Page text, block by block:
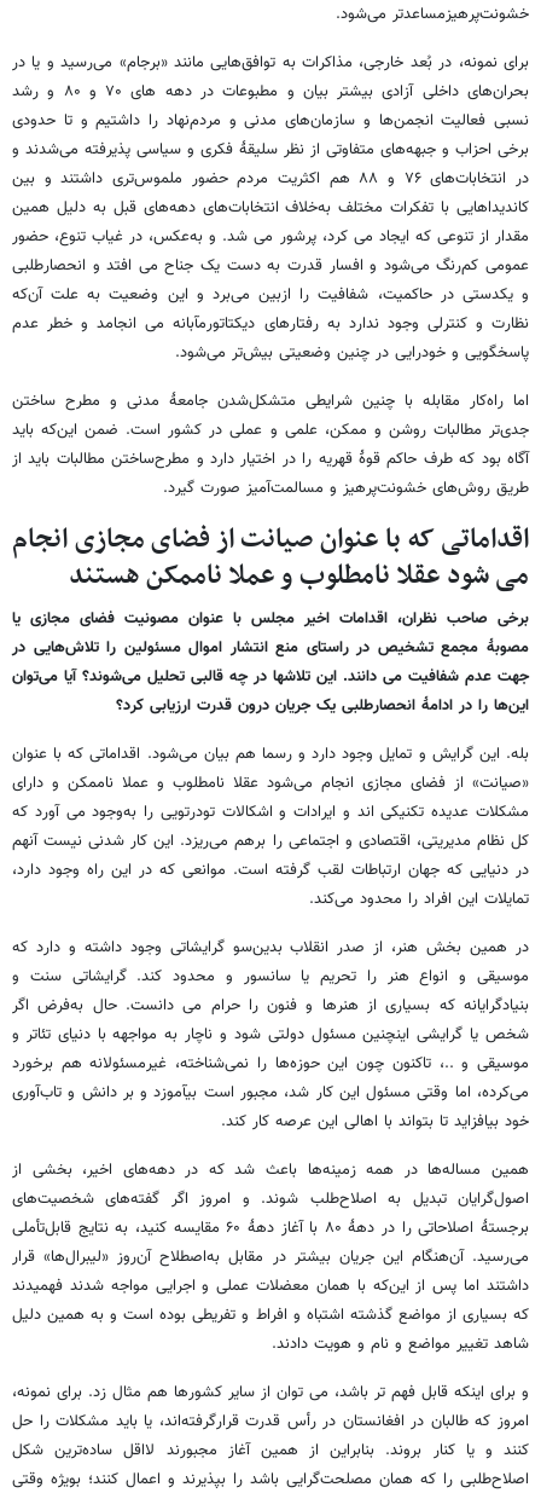
خشونت‌پرهیزمساعدتر می‌شود.
برای نمونه، در بُعد خارجی، مذاکرات به توافق‌هایی مانند «برجام» می‌رسید و یا در
بحران‌های داخلی آزادی بیشتر بیان و مطبوعات در دهه های ۷۰ و ۸۰ و رشد
نسبی فعالیت انجمن‌ها و سازمان‌های مدنی و مردم‌نهاد را داشتیم و تا حدودی
برخی احزاب و جبهه‌های متفاوتی از نظر سلیقهٔ فکری و سیاسی پذیرفته می‌شدند و
در انتخابات‌های ۷۶ و ۸۸ هم اکثریت مردم حضور ملموس‌تری داشتند و بین
کاندیداهایی با تفکرات مختلف به‌خلاف انتخابات‌های دهه‌های قبل به دلیل همین
مقدار از تنوعی که ایجاد می کرد، پرشور می شد. و به‌عکس، در غیاب تنوع، حضور
عمومی کم‌رنگ می‌شود و افسار قدرت به دست یک جناح می افتد و انحصارطلبی
و یکدستی در حاکمیت، شفافیت را ازبین می‌برد و این وضعیت به علت آن‌که
نظارت و کنترلی وجود ندارد به رفتارهای دیکتاتورمآبانه می انجامد و خطر عدم
پاسخگویی و خودرایی در چنین وضعیتی بیش‌تر می‌شود.
اما راه‌کار مقابله با چنین شرایطی متشکل‌شدن جامعهٔ مدنی و مطرح ساختن
جدی‌تر مطالبات روشن و ممکن، علمی و عملی در کشور است. ضمن این‌که باید
آگاه بود که طرف حاکم قوهٔ قهریه را در اختیار دارد و مطرح‌ساختن مطالبات باید از
طریق روش‌های خشونت‌پرهیز و مسالمت‌آمیز صورت گیرد.
اقداماتی که با عنوان صیانت از فضای مجازی انجام
می شود عقلا نامطلوب و عملا ناممکن هستند
برخی صاحب نظران، اقدامات اخیر مجلس با عنوان مصونیت فضای مجازی یا
مصوبهٔ مجمع تشخیص در راستای منع انتشار اموال مسئولین را تلاش‌هایی در
جهت عدم شفافیت می دانند. این تلاشها در چه قالبی تحلیل می‌شوند؟ آیا می‌توان
این‌ها را در ادامهٔ انحصارطلبی یک جریان درون قدرت ارزیابی کرد؟
بله. این گرایش و تمایل وجود دارد و رسما هم بیان می‌شود. اقداماتی که با عنوان
«صیانت» از فضای مجازی انجام می‌شود عقلا نامطلوب و عملا ناممکن و دارای
مشکلات عدیده تکنیکی اند و ایرادات و اشکالات تودرتویی را به‌وجود می آورد که
کل نظام مدیریتی، اقتصادی و اجتماعی را برهم می‌ریزد. این کار شدنی نیست آنهم
در دنیایی که جهان ارتباطات لقب گرفته است. موانعی که در این راه وجود دارد،
تمایلات این افراد را محدود می‌کند.
در همین بخش هنر، از صدر انقلاب بدین‌سو گرایشاتی وجود داشته و دارد که
موسیقی و انواع هنر را تحریم یا سانسور و محدود کند. گرایشاتی سنت و
بنیادگرایانه که بسیاری از هنرها و فنون را حرام می دانست. حال به‌فرض اگر
شخص یا گرایشی اینچنین مسئول دولتی شود و ناچار به مواجهه با دنیای تئاتر و
موسیقی و ..، تاکنون چون این حوزه‌ها را نمی‌شناخته، غیرمسئولانه هم برخورد
می‌کرده، اما وقتی مسئول این کار شد، مجبور است بیآموزد و بر دانش و تاب‌آوری
خود بیافزاید تا بتواند با اهالی این عرصه کار کند.
همین مساله‌ها در همه زمینه‌ها باعث شد که در دهه‌های اخیر، بخشی از
اصول‌گرایان تبدیل به اصلاح‌طلب شوند. و امروز اگر گفته‌های شخصیت‌های
برجستهٔ اصلاحاتی را در دههٔ ۸۰ با آغاز دههٔ ۶۰ مقایسه کنید، به نتایج قابل‌تأملی
می‌رسید. آن‌هنگام این جریان بیشتر در مقابل به‌اصطلاح آن‌روز «لیبرال‌ها» قرار
داشتند اما پس از این‌که با همان معضلات عملی و اجرایی مواجه شدند فهمیدند
که بسیاری از مواضع گذشته اشتباه و افراط و تفریطی بوده است و به همین دلیل
شاهد تغییر مواضع و نام و هویت دادند.
و برای اینکه قابل فهم تر باشد، می توان از سایر کشورها هم مثال زد. برای نمونه،
امروز که طالبان در افغانستان در رأس قدرت قرارگرفته‌اند، یا باید مشکلات را حل
کنند و یا کنار بروند. بنابراین از همین آغاز مجبورند لااقل ساده‌ترین شکل
اصلاح‌طلبی را که همان مصلحت‌گرایی باشد را بپذیرند و اعمال کنند؛ بویژه وقتی